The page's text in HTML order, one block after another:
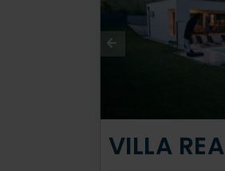
VILLA REA